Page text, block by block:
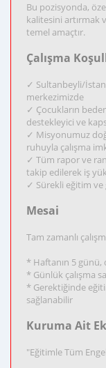
Bu pozisyonda,
kalitesini artırmak
temel amaçtır.
Çalışma
✓ Sultanbeyli/
merkezimizde
✓ Çocukların
destekleyici ve
✓ Misyonumuz
ruhuyla çalışma
✓ Tüm rapor ve
takip edilerek iş
✓ Sürekli eğitim ve
Mesai
Tam zamanlı
* Haftanın 5 günü,
* Günlük çalışma
* Gerektiğinde
sağlanabilir
Kuruma Ait
"Eğitimle Tüm